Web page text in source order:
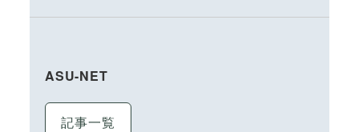
ASU-NET
記事一覧